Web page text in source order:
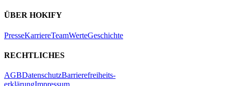
ÜBER HOKIFY
PresseKarriereTeamWerteGeschichte
RECHTLICHES
AGBDatenschutzBarrierefreiheits-
erklärungImpressum